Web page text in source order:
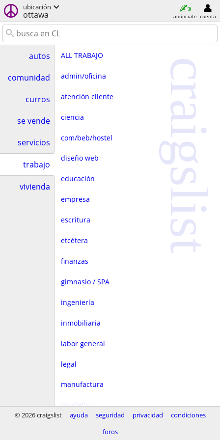
ubicación
ottawa anúnciate cuenta
autos
comunidad
curros
se vende
servicios
trabajo
vivienda
ALL TRABAJO
admin/oficina
atención cliente
ciencia
com/beb/hostel
diseño web
educación
empresa
escritura
etcétera
finanzas
gimnasio / SPA
ingeniería
inmobiliaria
labor general
legal
manufactura
marketing
craigslist
© 2026 craigslist ayuda seguridad privacidad
condiciones
foros